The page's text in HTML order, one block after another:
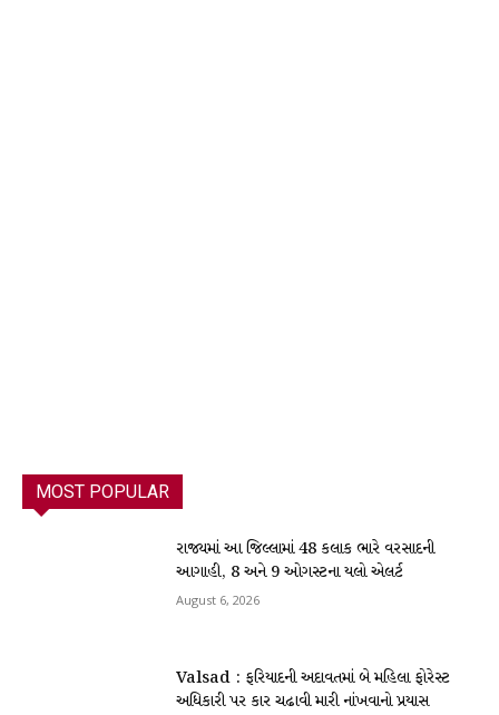
MOST POPULAR
રાજ્યમાં આ જિલ્લામાં 48 કલાક ભારે વરસાદની
આગાહી, 8 અને 9 ઓગસ્ટના યલો એલર્ટ
August 6, 2026
Valsad : ફરિયાદની અદાવતમાં બે મહિલા ફોરેસ્ટ
અધિકારી પર કાર ચઢાવી મારી નાંખવાનો પ્રયાસ